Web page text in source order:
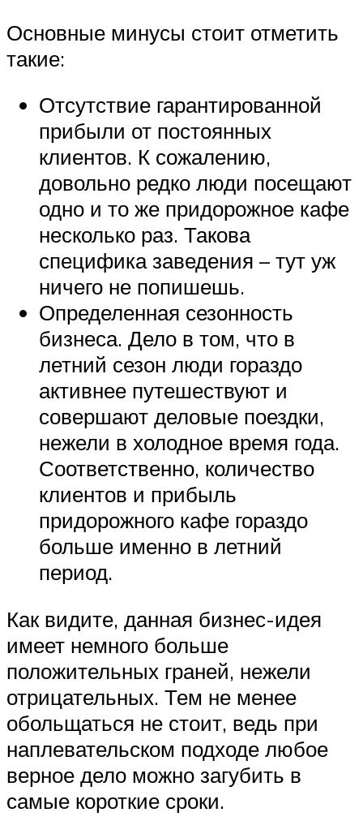
Основные минусы стоит отметить
такие:
Отсутствие гарантированной
прибыли от постоянных
клиентов. К сожалению,
довольно редко люди посещают
одно и то же придорожное кафе
несколько раз. Такова
специфика заведения – тут уж
ничего не попишешь.
Определенная сезонность
бизнеса. Дело в том, что в
летний сезон люди гораздо
активнее путешествуют и
совершают деловые поездки,
нежели в холодное время года.
Соответственно, количество
клиентов и прибыль
придорожного кафе гораздо
больше именно в летний
период.
Как видите, данная бизнес-идея
имеет немного больше
положительных граней, нежели
отрицательных. Тем не менее
обольщаться не стоит, ведь при
наплевательском подходе любое
верное дело можно загубить в
самые короткие сроки.